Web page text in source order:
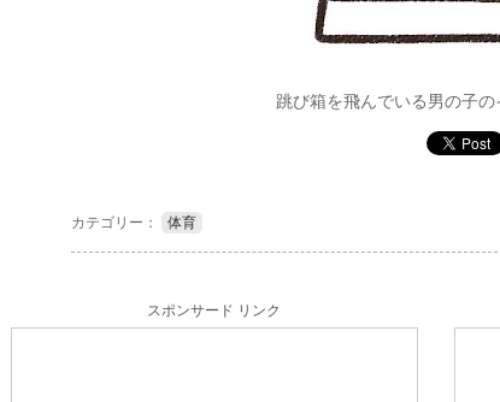
跳び箱を飛んでいる男の子の
カテゴリー： 体育
スポンサード リンク